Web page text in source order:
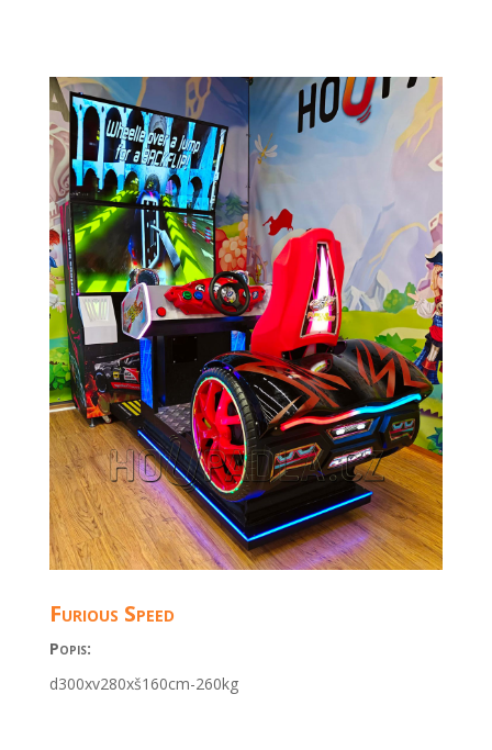
Furious Speed
Popis:
d300xv280xš160cm-260kg